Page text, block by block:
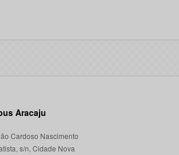
Aracaju
Cardoso Nascimento
s/n, Cidade Nova